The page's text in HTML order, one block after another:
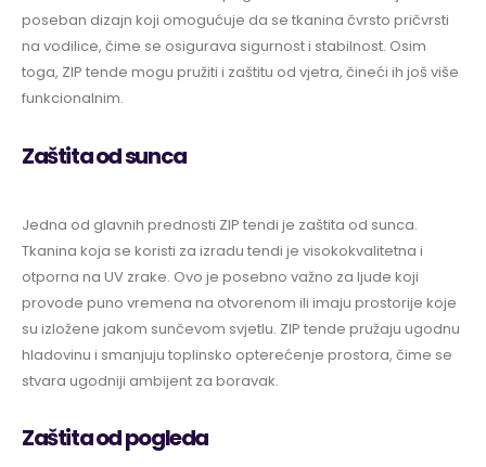
poseban dizajn koji omogućuje da se tkanina čvrsto pričvrsti
na vodilice, čime se osigurava sigurnost i stabilnost. Osim
toga, ZIP tende mogu pružiti i zaštitu od vjetra, čineći ih još više
funkcionalnim.
Zaštita od sunca
Jedna od glavnih prednosti ZIP tendi je zaštita od sunca.
Tkanina koja se koristi za izradu tendi je visokokvalitetna i
otporna na UV zrake. Ovo je posebno važno za ljude koji
provode puno vremena na otvorenom ili imaju prostorije koje
su izložene jakom sunčevom svjetlu. ZIP tende pružaju ugodnu
hladovinu i smanjuju toplinsko opterećenje prostora, čime se
stvara ugodniji ambijent za boravak.
Zaštita od pogleda